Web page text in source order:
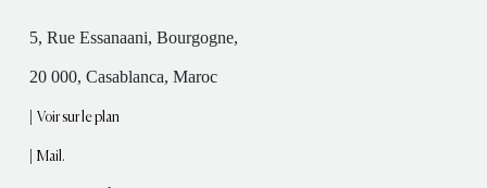
5, Rue Essanaani, Bourgogne,
20 000, Casablanca, Maroc
|Voir sur le plan
|Mail.